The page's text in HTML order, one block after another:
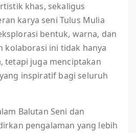
khas, sekaligus
karya seni Tulus Mulia
bentuk, warna, dan
kolaborasi ini tidak hanya
tetapi juga menciptakan
inspiratif bagi seluruh
Balutan Seni dan
pengalaman yang lebih